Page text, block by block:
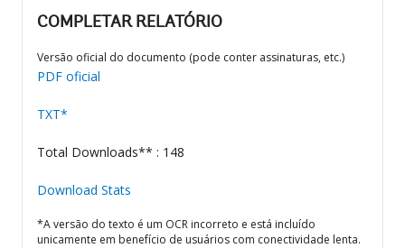
COMPLETAR RELATÓRIO
Versão oficial do documento (pode conter assinaturas, etc.)
PDF oficial
TXT*
Total Downloads** : 148
Download Stats
*A versão do texto é um OCR incorreto e está incluído
unicamente em benefício de usuários com conectividade lenta.